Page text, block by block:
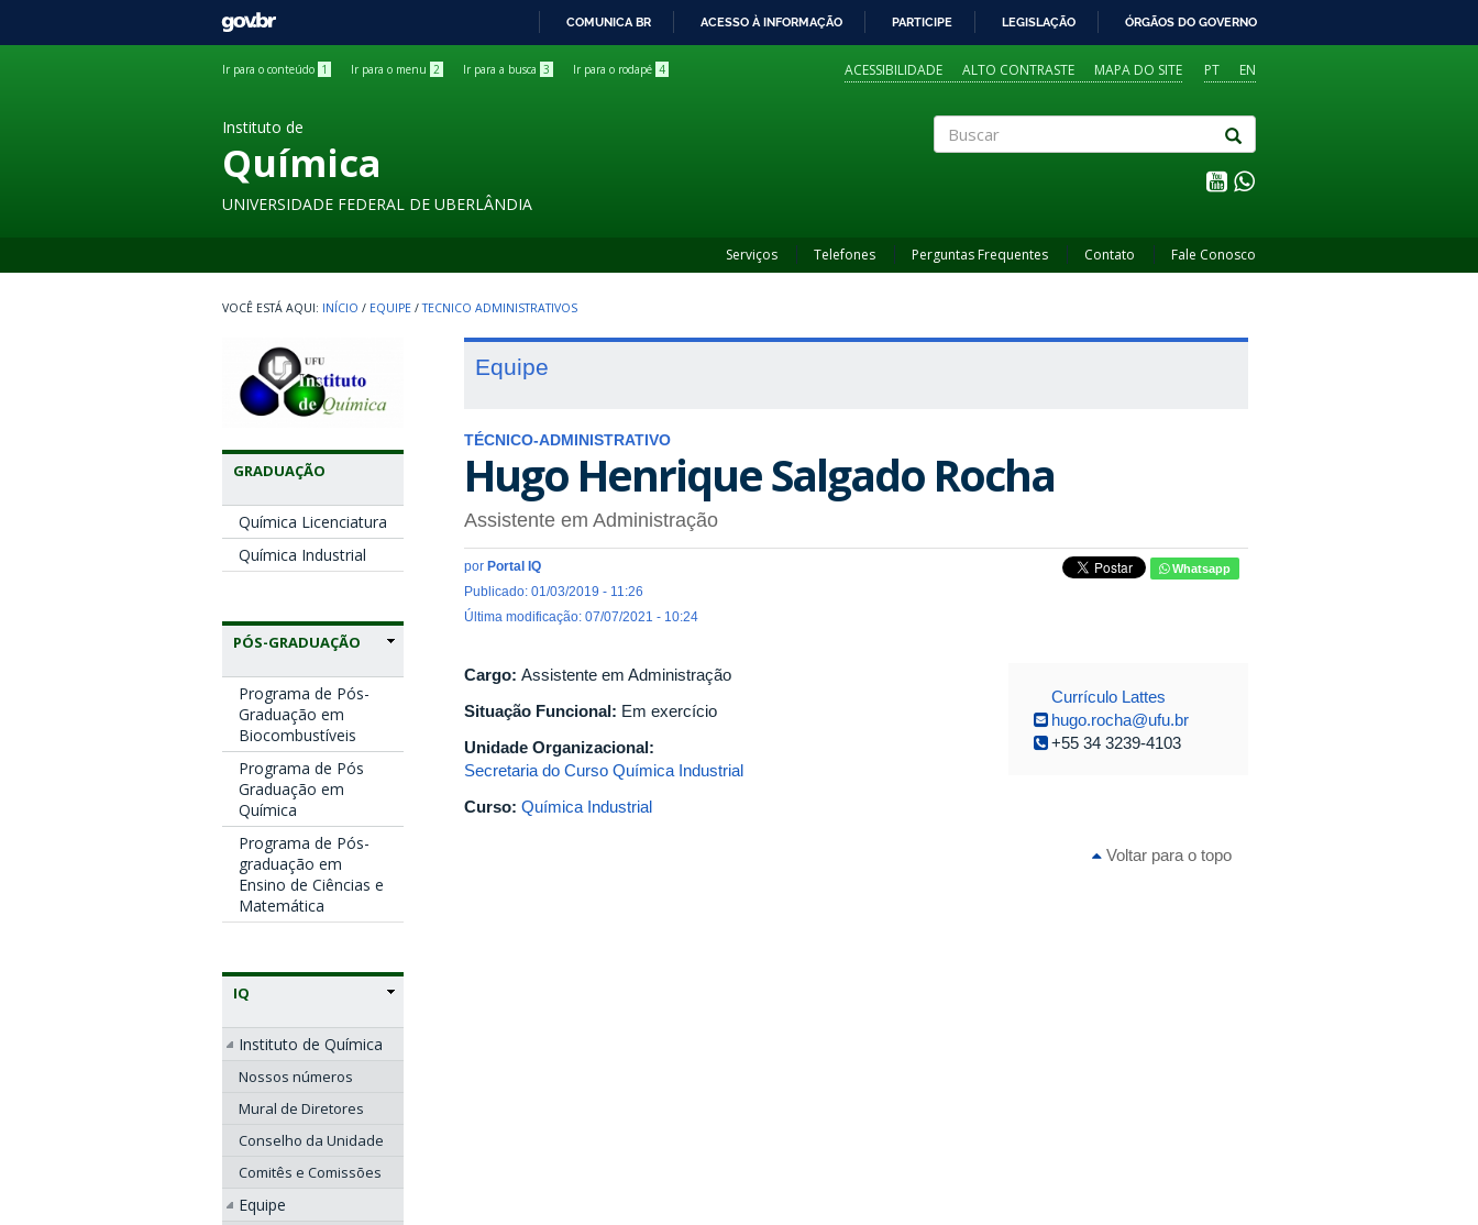
GOVBR
COMUNICA BR ACESSO À INFORMAÇÃO PARTICIPE LEGISLAÇÃO ÓRGÃOS DO GOVERNO
Ir para o conteúdo 1 Ir para o menu 2 Ir para a busca 3 Ir para o rodapé 4 PT EN
ACESSIBILIDADE ALTO CONTRASTE MAPA DO SITE
Instituto de
Química
UNIVERSIDADE FEDERAL DE UBERLÂNDIA
Serviços Telefones Perguntas Frequentes Contato Fale Conosco
INÍCIO / EQUIPE / TECNICO ADMINISTRATIVOS
GRADUAÇÃO
Química Licenciatura
Química Industrial
PÓS-GRADUAÇÃO
Programa de Pós-
Graduação em
Biocombustíveis
Programa de Pós
Graduação em
Química
Programa de Pós-
graduação em
Ensino de Ciências e
Matemática
IQ
Instituto de Química
Nossos números
Mural de Diretores
Conselho da Unidade
Comitês e Comissões
Equipe
Equipe
TÉCNICO-ADMINISTRATIVO
Hugo Henrique Salgado Rocha
Assistente em Administração
por Portal IQ
Publicado: 01/03/2019 - 11:26
Última modificação: 07/07/2021 - 10:24
Whatsapp
Cargo: Assistente em Administração
Situação Funcional: Em exercício
Unidade Organizacional:
Secretaria do Curso Química Industrial
Curso: Química Industrial
Currículo Lattes
hugo.rocha@ufu.br
+55 34 3239-4103
Voltar para o topo